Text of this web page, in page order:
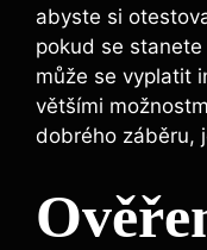
abyste si⁣
pokud ‍se
může se vyplatit
většími
dobrého záběru,